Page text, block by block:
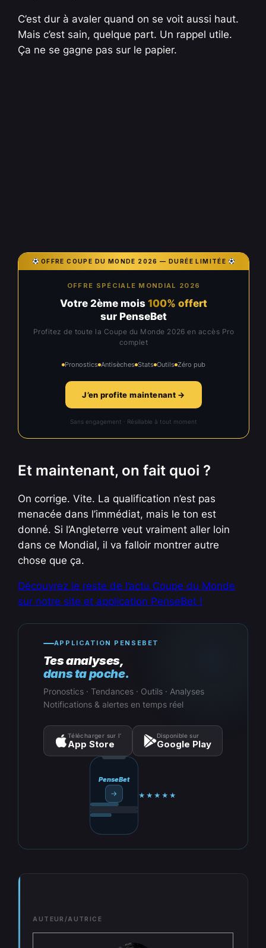
C’est dur à avaler quand on se voit aussi haut.
Mais c’est sain, quelque part. Un rappel utile.
Ça ne se gagne pas sur le papier.
OFFRE COUPE DU MONDE 2026 — DURÉE LIMITÉE
OFFRE SPÉCIALE MONDIAL 2026
Votre 2ème mois 100% offert
sur PenseBet
Profitez de toute la Coupe du Monde 2026 en accès Pro
complet
Pronostics Antisèches Stats Outils Zéro pub
J’en profite maintenant →
Sans engagement · Résiliable à tout moment
Et maintenant, on fait quoi ?
On corrige. Vite. La qualification n’est pas
menacée dans l’immédiat, mais le ton est
donné. Si l’Angleterre veut vraiment aller loin
dans ce Mondial, il va falloir montrer autre
chose que ça.
Découvrez le reste de l’actu Coupe du Monde
sur notre site et application PenseBet !
APPLICATION PENSEBET
Tes analyses,
dans ta poche.
Pronostics · Tendances · Outils · Analyses
Notifications & alertes en temps réel
Télécharger sur l’
App Store
Disponible sur
Google Play
PenseBet
→ ★★★★★
AUTEUR/AUTRICE